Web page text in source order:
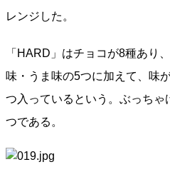
レンジした。
「HARD」はチョコが8種あり
味・うま味の5つに加えて、味
つ入っているという。ぶっち
つである。